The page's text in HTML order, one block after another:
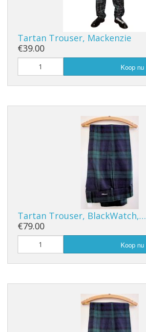
Tartan Trouser, Mackenzie
€39.00
Koop nu
Tartan Trouser, BlackWatch,…
€79.00
Koop nu